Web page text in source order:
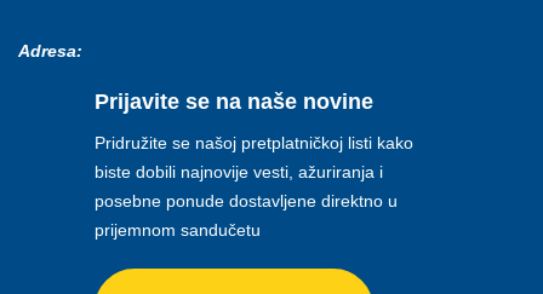
Adresa:
Prijavite se na naše novine
Pridružite se našoj pretplatničkoj listi kako
biste dobili najnovije vesti, ažuriranja i
posebne ponude dostavljene direktno u
prijemnom sandučetu